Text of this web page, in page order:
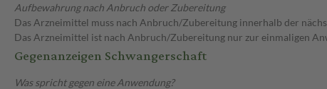
Aufbewahrung nach Anbruch oder Zubereitung
Das Arzneimittel muss nach Anbruch/Zubereitung innerhalb der
Das Arzneimittel ist nach Anbruch/Zubereitung nur zur einmaligen
Gegenanzeigen Schwangerschaft
Was spricht gegen eine Anwendung?